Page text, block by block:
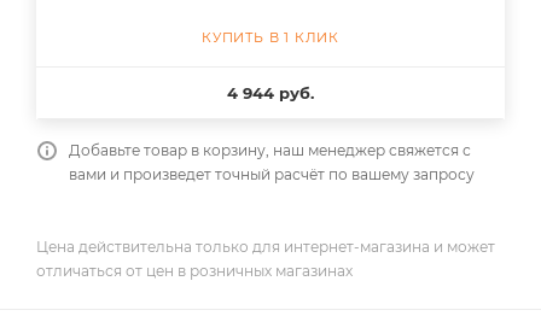
КУПИТЬ В 1 КЛИК
4 944 руб.
Добавьте товар в корзину, наш менеджер свяжется с
вами и произведет точный расчёт по вашему запросу
Цена действительна только для интернет-магазина и может
отличаться от цен в розничных магазинах